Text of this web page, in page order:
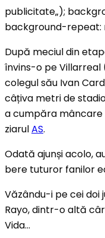
publicitate„);
background-repeat:
După meciul din
învins-o pe Villarreal
colegul său Ivan
câțiva metri de
a cumpăra
ziarulAS.
Odată ajunși acolo,
bere tuturor fanilor
Văzându-i pe cei doi
Rayo, dintr-o altă
Vida…